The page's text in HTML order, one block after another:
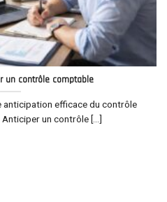
un contrôle comptable
anticipation efficace du contrôle
un contrôle [...]